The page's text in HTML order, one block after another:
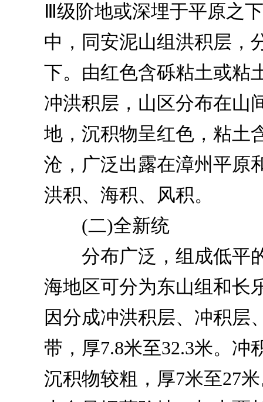
Ⅲ级阶地或深埋于平原之
中，同安泥山组洪积层，
下。由红色含砾粘土或粘
冲洪积层，山区分布在山
地，沉积物呈红色，粘土
沧，广泛出露在漳州平原
洪积、海积、风积。
(二)全新统
分布广泛，组成低平的
海地区可分为东山组和长
因分成冲洪积层、冲积层
带，厚7.8米至32.3米。
沉积物较粗，厚7米至27